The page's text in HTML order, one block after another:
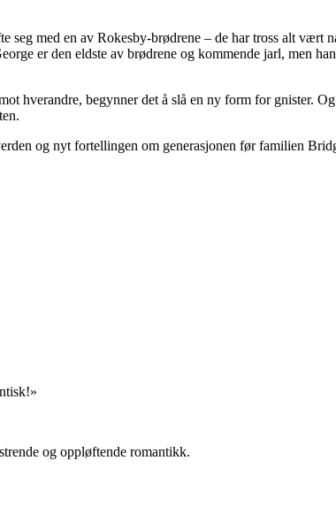
med en av Rokesby-brødrene – de har tross alt
er den eldste av brødrene og kommende jarl, men
hverandre, begynner det å slå en ny form for gnister.
og nyt fortellingen om generasjonen før familien
og oppløftende romantikk.